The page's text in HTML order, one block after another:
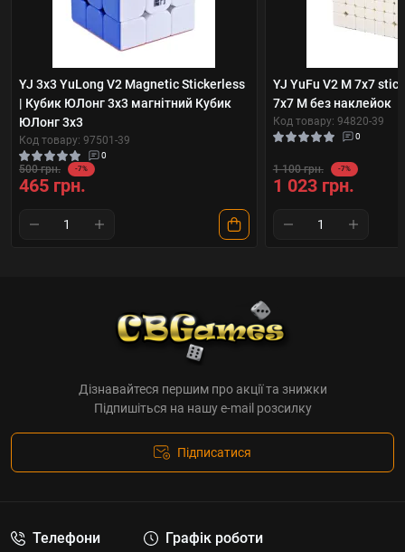
YJ 3x3 YuLong V2 Magnetic Stickerless
| Кубик ЮЛонг 3x3 магнітний Кубик
ЮЛонг 3x3
Код товару: 97501-39
0
500 грн. -7%
465 грн.
YJ YuFu V2 M 7x7
7х7 М без наклейок
Код товару: 94820-39
0
1 100 грн. -7%
1 023 грн.
Дізнавайтеся першим про акції та знижки
Підпишіться на нашу e-mail розсилку
Підписатися
Телефони Графік роботи